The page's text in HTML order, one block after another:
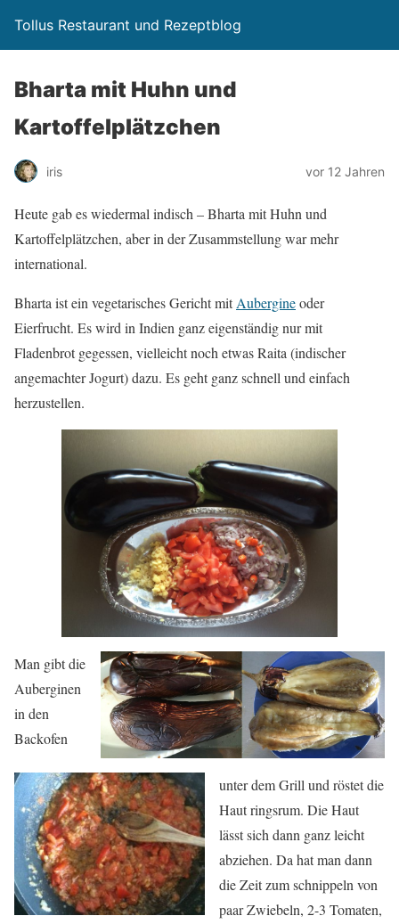
Tollus Restaurant und Rezeptblog
Bharta mit Huhn und
Kartoffelplätzchen
iris vor 12 Jahren
Heute gab es wiedermal indisch – Bharta mit Huhn und
Kartoffelplätzchen, aber in der Zusammstellung war mehr
international.
Bharta ist ein vegetarisches Gericht mitAubergineoder
Eierfrucht. Es wird in Indien ganz eigenständig nur mit
Fladenbrot gegessen, vielleicht noch etwas Raita (indischer
angemachter Jogurt) dazu. Es geht ganz schnell und einfach
herzustellen.
Man gibt die
Auberginen
in den
Backofen
unter dem Grill und röstet die
Haut ringsrum. Die Haut
lässt sich dann ganz leicht
abziehen. Da hat man dann
die Zeit zum schnippeln von
paar Zwiebeln, 2-3 Tomaten,